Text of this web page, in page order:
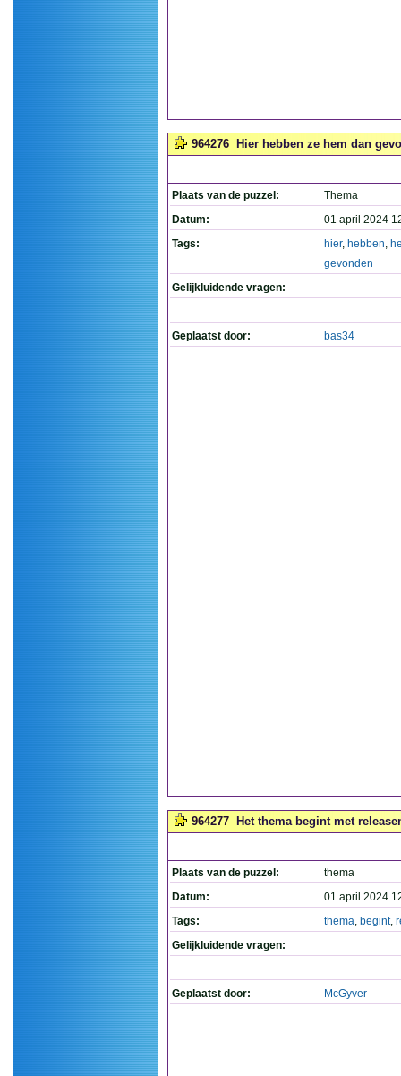
964276 Hier hebben ze hem dan
Plaats van de puzzel:
Thema
Datum:
01 april 2024
Tags:
hier, hebben,
gevonden
Gelijkluidende vragen:
Geplaatst door: bas34
964277 Het thema begint met
Plaats van de puzzel:
thema
Datum:
01 april 2024
Tags:
thema, begint,
Gelijkluidende vragen:
Geplaatst door: McGyver